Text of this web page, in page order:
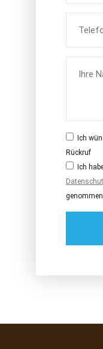
Ich
Rückruf
Ich
genommen